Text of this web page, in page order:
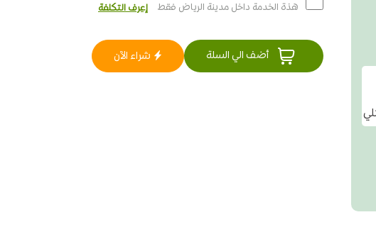
هذة الخدمة داخل مدينة الرياض فقط إعرف التكلفة
أضف الي السلة شراء الآن